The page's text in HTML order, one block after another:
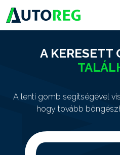
A KERESETT
A lenti gomb segítségével
hogy tovább